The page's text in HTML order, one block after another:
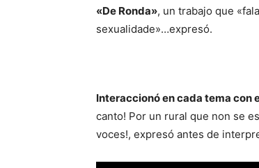
«De Ronda», un trabajo que
sexualidade»…expresó.
Interaccionó en cada tema con
canto! Por un rural que non se
voces!, expresó antes de